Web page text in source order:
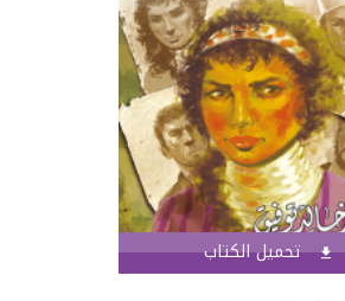
تحميل الكتاب